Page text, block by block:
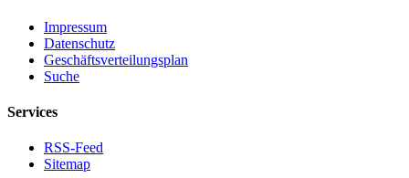
Impressum
Datenschutz
Geschäftsverteilungsplan
Suche
Services
RSS-Feed
Sitemap